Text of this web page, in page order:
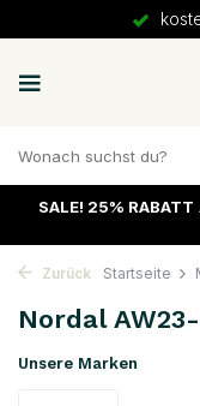
SALE! 25% RABATT
Zurück Startseite
Nordal
Unsere Marken